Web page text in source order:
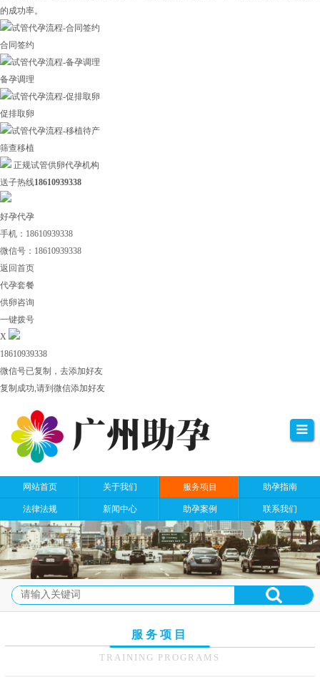
的成功率。
合同签约
备孕调理
促排取卵
筛查移植
正规试管供卵代孕机构
送子热线18610939338
好孕代孕
手机：18610939338
微信号：18610939338
返回首页
代孕套餐
供卵咨询
一键拨号
X
18610939338
微信号已复制，去添加好友
复制成功,请到微信添加好友
网站首页 关于我们 服务项目 助孕指南
法律法规 新闻中心 助孕案例 联系我们
服务项目
TRAINING PROGRAMS